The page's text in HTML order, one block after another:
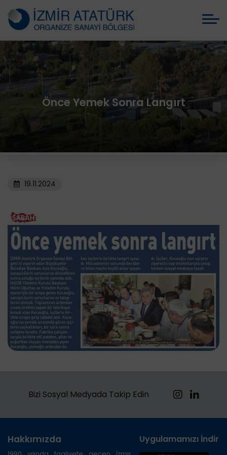
Önce Yemek Sonra Langırt
19.11.2024
Bizi Sosyal Medyada Takip Edin
Hakkımızda Uygulamamızı İndirin